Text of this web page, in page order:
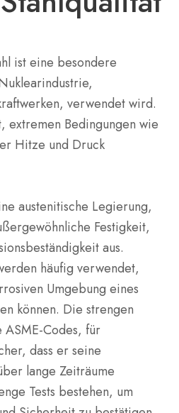
ist eine besondere
verwendet wird.
extremen Bedingungen wie
Hitze und Druck
austenitische Legierung,
Festigkeit,
aus.
häufig verwendet,
Umgebung eines
können. Die strengen
Codes, für
dass er seine
lange Zeiträume
Tests bestehen, um